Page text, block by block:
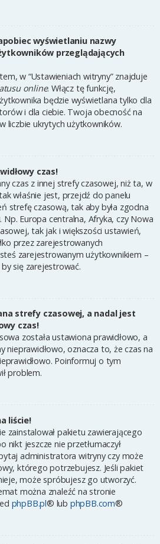
wyświetlaniu nazwy
przeglądających
w “Ustawieniach witryny” znajduje
online. Włącz tę funkcję,
będzie wyświetlana tylko dla
i dla ciebie. Twoja obecność na
liczbie ukrytych użytkowników.
czas!
czas z innej strefy czasowej, niż ta, w
właśnie jest, przejdź do panelu
strefę czasową, tak aby była zgodna
Europa centralna, Afryka, czy Nowa
tak jak i większości ustawień,
przez zarejestrowanych
zarejestrowanym użytkownikiem –
się zarejestrować.
strefy czasowej, a nadal jest
czas!
została ustawiona prawidłowo, a
nieprawidłowo, oznacza to, że czas na
Poinformuj o tym
problem.
liście!
zainstalował pakietu zawierającego
nikt jeszcze nie przetłumaczył
administratora witryny czy może
którego potrzebujesz. Jeśli pakiet
może spróbujesz go utworzyć.
można znaleźć na stronie
phpBB.pl® lub phpBB.com®